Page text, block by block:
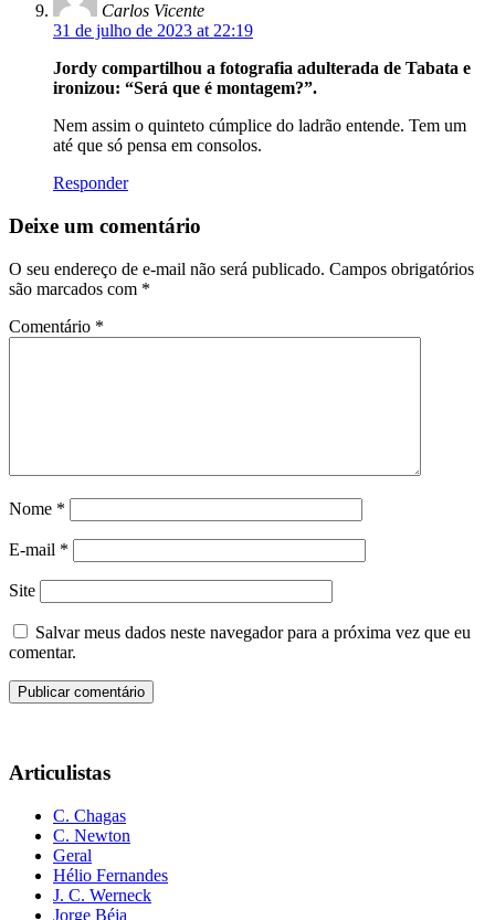
Carlos Vicente
31 de julho de 2023 at 22:19
Jordy compartilhou a fotografia adulterada de Tabata e
ironizou: “Será que é montagem?”.
Nem assim o quinteto cúmplice do ladrão entende. Tem um
até que só pensa em consolos.
Responder
Deixe um comentário
O seu endereço de e-mail não será publicado. Campos obrigatórios
são marcados com *
Comentário *
Nome *
E-mail *
Site
Salvar meus dados neste navegador para a próxima vez que eu
comentar.
Articulistas
C. Chagas
C. Newton
Geral
Hélio Fernandes
J. C. Werneck
Jorge Béja